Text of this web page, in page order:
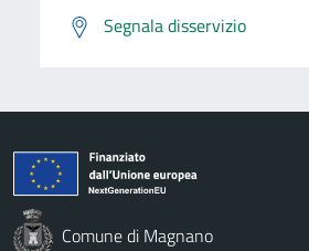
Segnala disservizio
Comune di Magnano